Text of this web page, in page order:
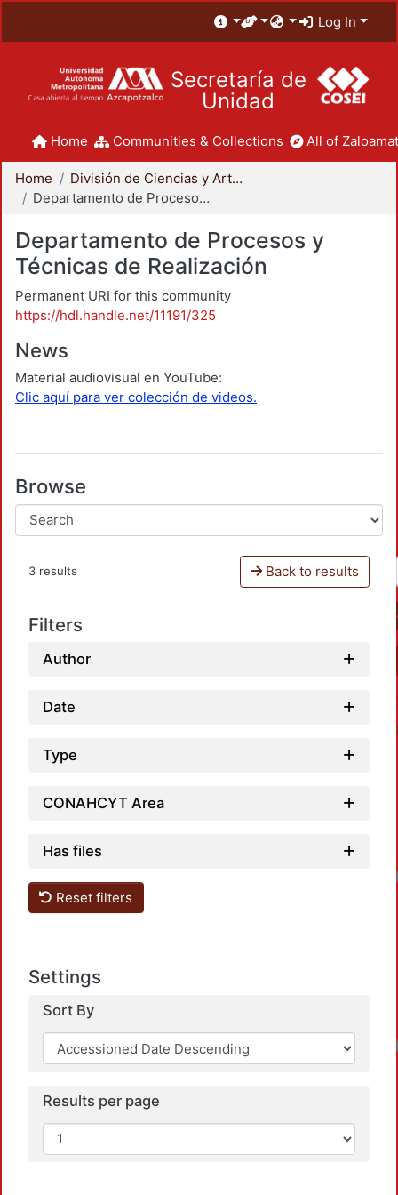
Log In
Secretaría de
Unidad
Home Communities & Collections All of
Home
División de Ciencias y Artes para el Diseño
Departamento de Procesos y Técnicas de Realización
Departamento de Procesos y
Técnicas de Realización
Permanent URI for this community
https://hdl.handle.net/11191/325
News
Material audiovisual en YouTube:
Clic aquí para ver colección de videos.
Browse
3 results Back to results
Filters
Author
Date
Type
CONAHCYT Area
Has files
Reset filters
Settings
Sort By
Results per page